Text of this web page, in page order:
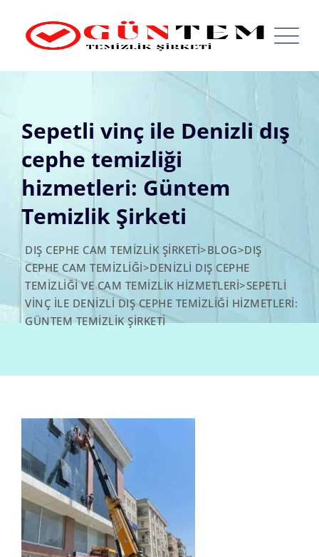
content
Sepetli vinç ile Denizli dış
cephe temizliği
hizmetleri: Güntem
Temizlik Şirketi
DIŞ CEPHE CAM TEMIZLIK ŞIRKETI>BLOG>DIŞ
CEPHE CAM TEMIZLIĞI>DENIZLI DIŞ CEPHE
TEMIZLIĞI VE CAM TEMIZLIK HIZMETLERI>SEPETLI
VINÇ ILE DENIZLI DIŞ CEPHE TEMIZLIĞI HIZMETLERI:
GÜNTEM TEMIZLIK ŞIRKETI